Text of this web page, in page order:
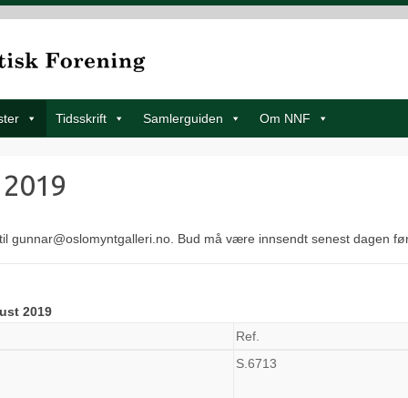
Tidsskrift Samlerguiden Om NNF
gunnar@oslomyntgalleri.no. Bud må være innsendt senest dagen
2019
Ref.
S.6713